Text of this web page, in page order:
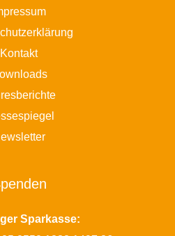
Kontakt
Sparkasse: